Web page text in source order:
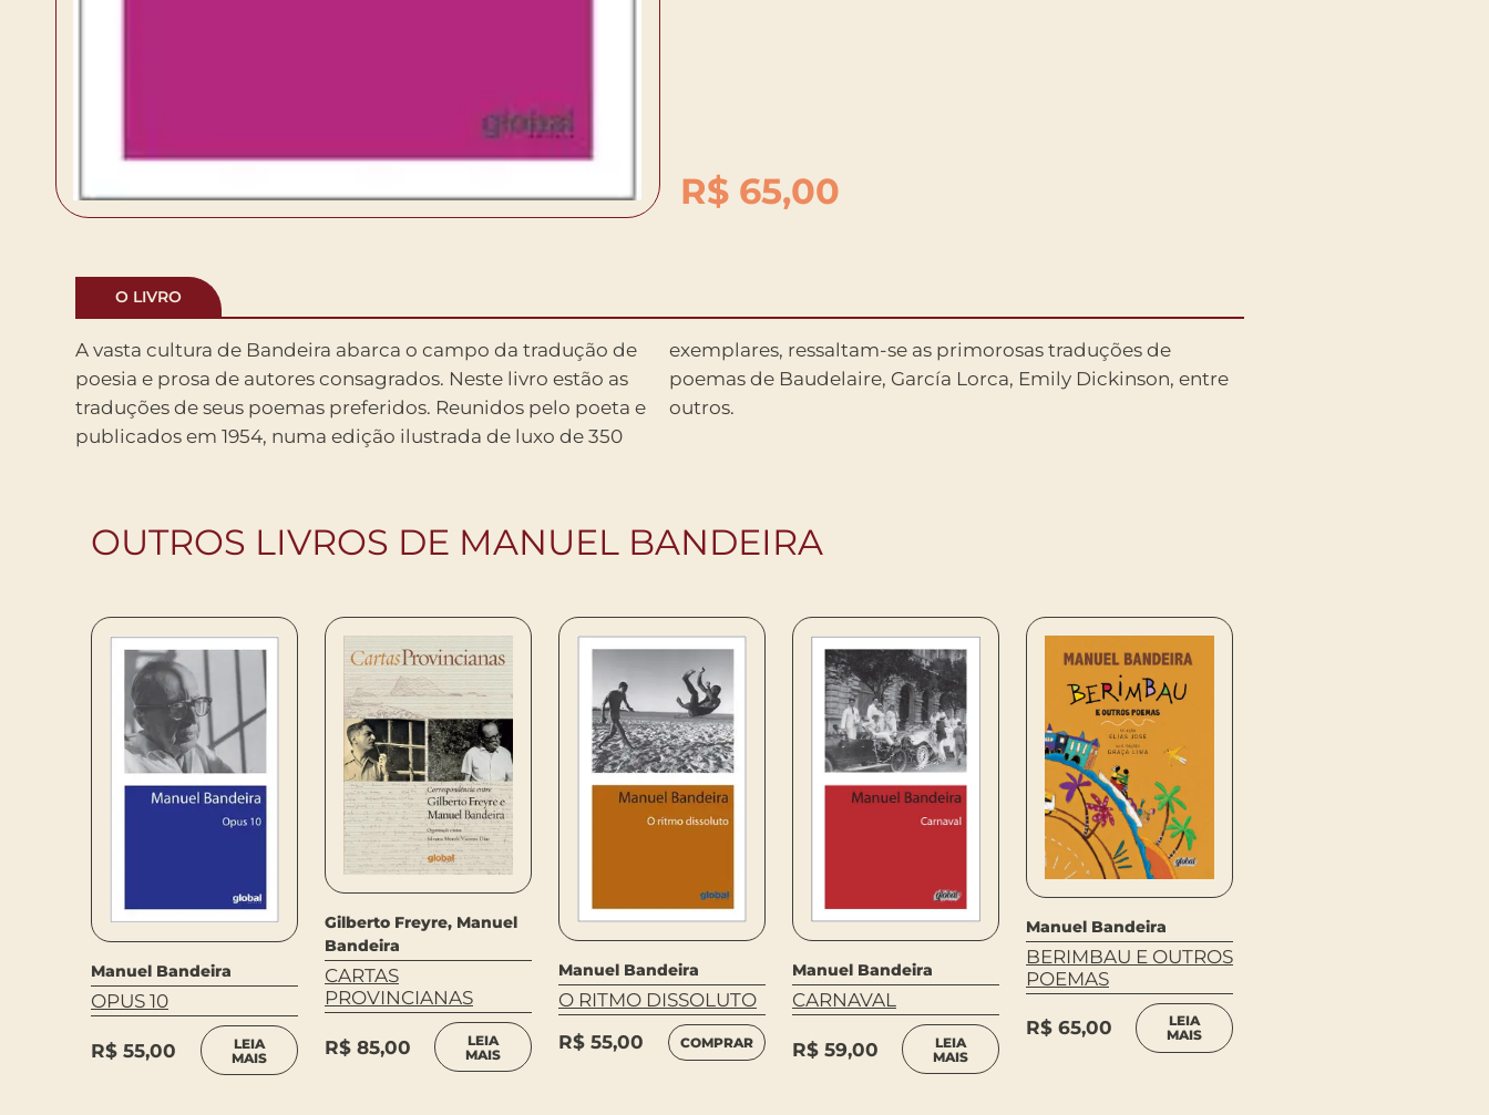
R$65,00
O LIVRO
A vasta cultura de Bandeira abarca o campo da tradução de
poesia e prosa de autores consagrados. Neste livro estão as
traduções de seus poemas preferidos. Reunidos pelo poeta e
publicados em 1954, numa edição ilustrada de luxo de 350
exemplares, ressaltam-se as primorosas traduções de
poemas de Baudelaire, García Lorca, Emily Dickinson, entre
outros.
OUTROS LIVROS DE MANUEL BANDEIRA
Manuel Bandeira
OPUS 10
R$ 55,00
LEIA
MAIS
Gilberto Freyre, Manuel
Bandeira
CARTAS
PROVINCIANAS
R$ 85,00
LEIA
MAIS
Manuel Bandeira
O RITMO DISSOLUTO
R$ 55,00 COMPRAR
Manuel Bandeira
CARNAVAL
R$ 59,00
LEIA
MAIS
Manuel Bandeira
BERIMBAU E OUTROS
POEMAS
R$ 65,00
LEIA
MAIS